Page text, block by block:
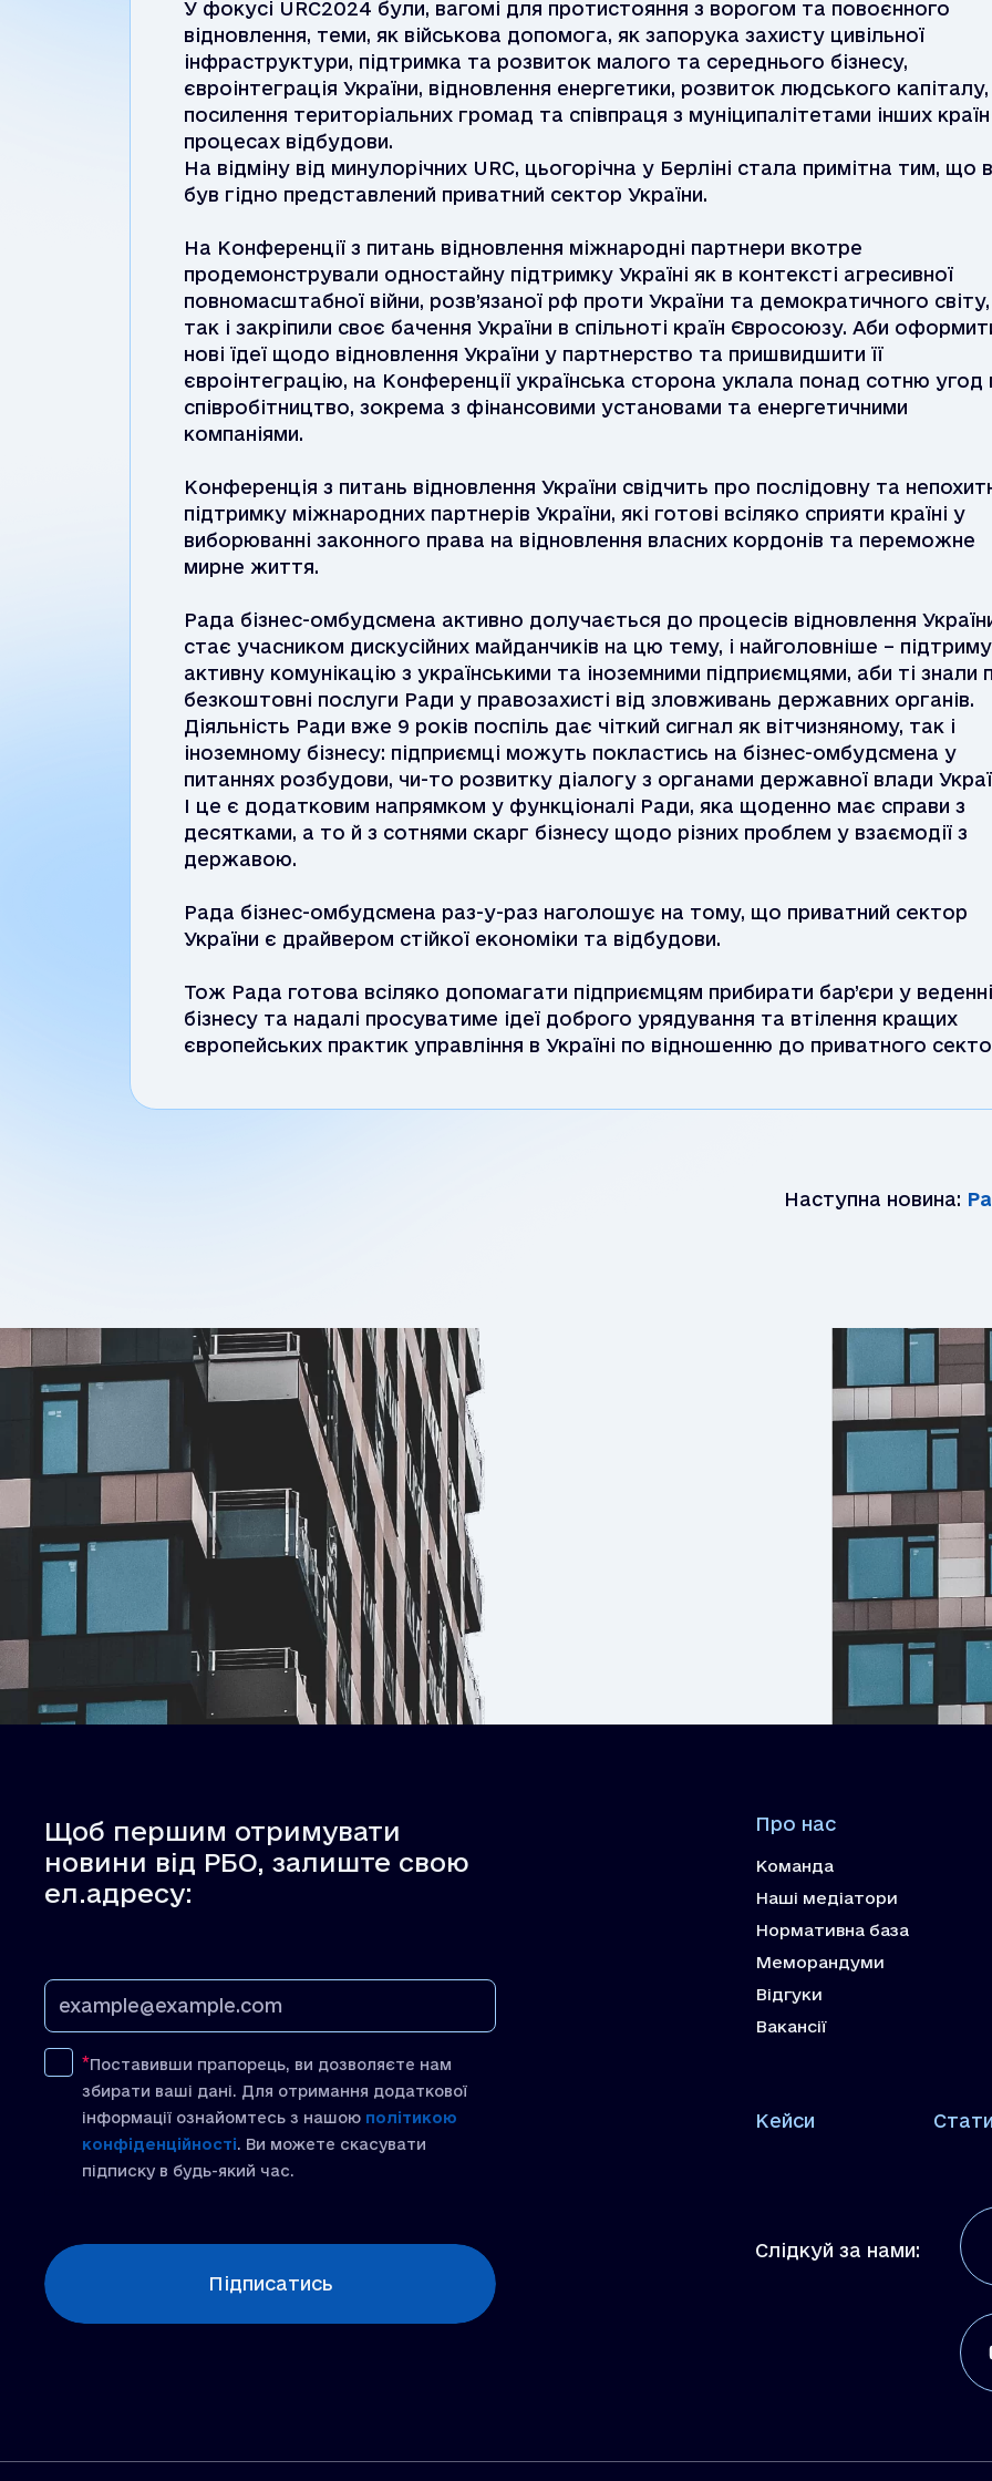
У фокусі URC2024 були, вагомі для протистояння з ворогом та повоєнного
відновлення, теми, як військова допомога, як запорука захисту цивільної
інфраструктури, підтримка та розвиток малого та середнього бізнесу,
євроінтеграція України, відновлення енергетики, розвиток людського капіталу,
посилення територіальних громад та співпраця з муніципалітетами інших
процесах відбудови.
На відміну від минулорічних URC, цьогорічна у Берліні стала примітна тим, що в
був гідно представлений приватний сектор України.
На Конференції з питань відновлення міжнародні партнери вкотре
продемонстрували одностайну підтримку Україні як в контексті агресивної
повномасштабної війни, розв’язаної рф проти України та демократичного світу,
так і закріпили своє бачення України в спільноті країн Євросоюзу. Аби
нові їдеї щодо відновлення України у партнерство та пришвидшити її
євроінтеграцію, на Конференції українська сторона уклала понад сотню угод
співробітництво, зокрема з фінансовими установами та енергетичними
компаніями.
Конференція з питань відновлення України свідчить про послідовну та
підтримку міжнародних партнерів України, які готові всіляко сприяти країні у
виборюванні законного права на відновлення власних кордонів та переможне
мирне життя.
Рада бізнес-омбудсмена активно долучається до процесів відновлення
стає учасником дискусійних майданчиків на цю тему, і найголовніше –
активну комунікацію з українськими та іноземними підприємцями, аби ті знали
безкоштовні послуги Ради у правозахисті від зловживань державних органів.
Діяльність Ради вже 9 років поспіль дає чіткий сигнал як вітчизняному, так і
іноземному бізнесу: підприємці можуть покластись на бізнес-омбудсмена у
питаннях розбудови, чи-то розвитку діалогу з органами державної влади
І це є додатковим напрямком у функціоналі Ради, яка щоденно має справи з
десятками, а то й з сотнями скарг бізнесу щодо різних проблем у взаємодії з
державою.
Рада бізнес-омбудсмена раз-у-раз наголошує на тому, що приватний сектор
України є драйвером стійкої економіки та відбудови.
Тож Рада готова всіляко допомагати підприємцям прибирати бар’єри у
бізнесу та надалі просуватиме ідеї доброго урядування та втілення кращих
європейських практик управління в Україні по відношенню до приватного
Наступна новина: Рада
Щоб першим отримувати
новини від РБО, залиште свою
ел.адресу:
Поставивши прапорець, ви дозволяєте нам
збирати ваші дані. Для отримання додаткової
інформації ознайомтесь з нашою політикою
конфіденційності. Ви можете скасувати
підписку в будь-який час.
Підписатись
Про нас
Команда
Наші медіатори
Нормативна база
Меморандуми
Відгуки
Вакансії
Кейси
Слідкуй за нами: